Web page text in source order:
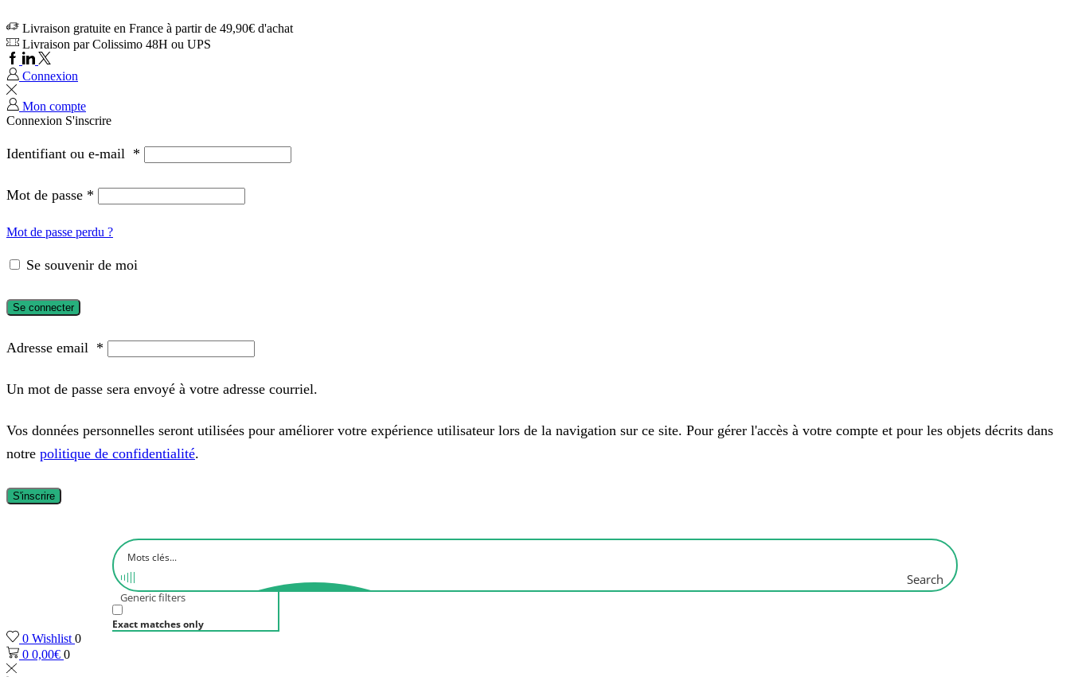
Livraison gratuite en France à partir de 49,90€ d'achat
Livraison par Colissimo 48H ou UPS
Connexion
Mon compte
Connexion S'inscrire
Identifiant ou e-mail *
Mot de passe *
Mot de passe perdu ?
Se souvenir de moi
Se connecter
Adresse email *
Un mot de passe sera envoyé à votre adresse courriel.
Vos données personnelles seront utilisées pour améliorer votre expérience utilisateur lors de la navigation sur ce site. Pour gérer l'accès à votre compte et pour les objets décrits dans
notre politique de confidentialité.
S'inscrire
Search
Generic filters
Exact matches only
0 Wishlist0
0 0,00€ 0